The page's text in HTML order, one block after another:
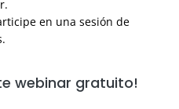
en una sesión de
webinar gratuito!